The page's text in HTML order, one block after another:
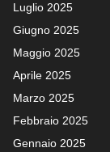
Luglio 2025
Giugno 2025
Maggio 2025
Aprile 2025
Marzo 2025
Febbraio 2025
Gennaio 2025